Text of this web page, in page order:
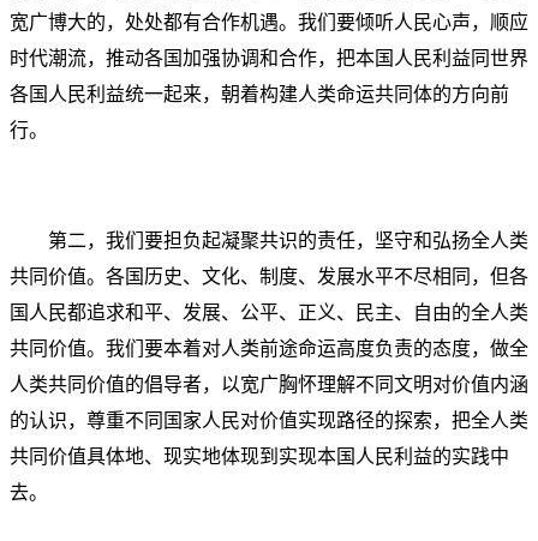
宽广博大的，处处都有合作机遇。我们要倾听人民心声，顺应
时代潮流，推动各国加强协调和合作，把本国人民利益同世界
各国人民利益统一起来，朝着构建人类命运共同体的方向前
行。
第二，我们要担负起凝聚共识的责任，坚守和弘扬全人类
共同价值。各国历史、文化、制度、发展水平不尽相同，但各
国人民都追求和平、发展、公平、正义、民主、自由的全人类
共同价值。我们要本着对人类前途命运高度负责的态度，做全
人类共同价值的倡导者，以宽广胸怀理解不同文明对价值内涵
的认识，尊重不同国家人民对价值实现路径的探索，把全人类
共同价值具体地、现实地体现到实现本国人民利益的实践中
去。